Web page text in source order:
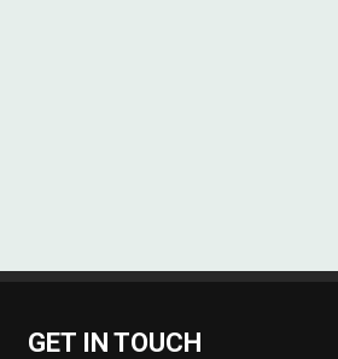
GET IN TOUCH